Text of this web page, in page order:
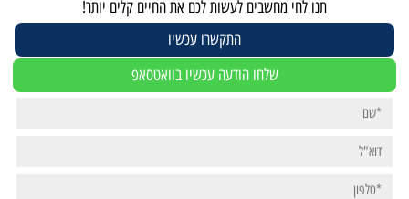
תנו לחי מחשבים לעשות לכם את החיים קלים יותר!
התקשרו עכשיו
שלחו הודעה עכשיו בוואטסאפ